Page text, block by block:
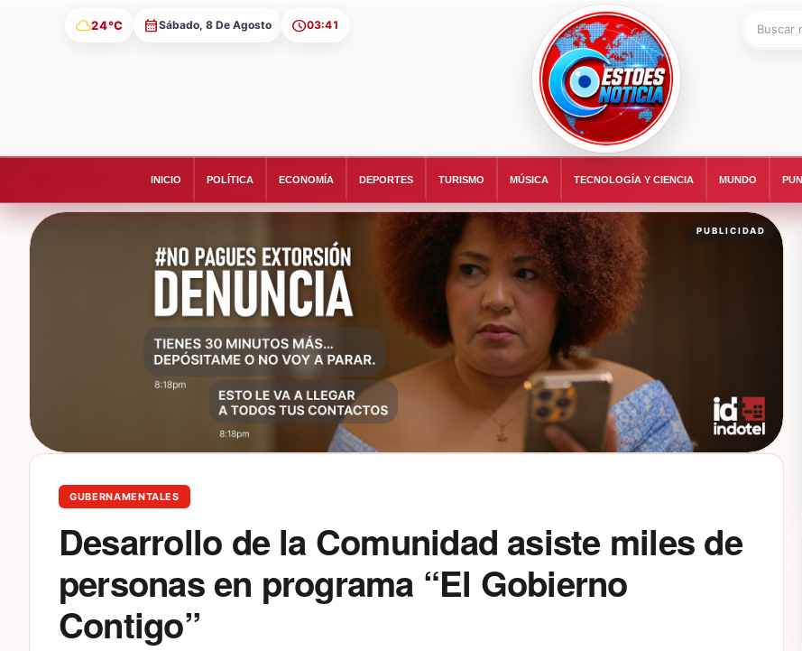
cloud24°C Sábado, 8 De Agosto 03:41
ESTOESNOTICIA|NOTICIAS
Buscar:
INICIO POLÍTICA ECONOMÍA DEPORTES TURISMO MÚSICA TECNOLOGÍA Y CIENCIA MUNDO
PUBLICIDAD
GUBERNAMENTALES
Desarrollo de la Comunidad asiste miles de
personas en programa “El Gobierno
Contigo”